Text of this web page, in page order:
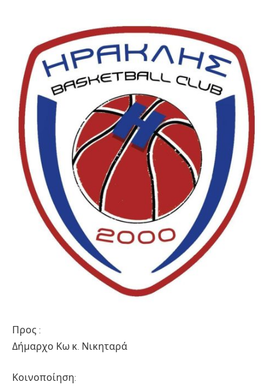
Προς :
Δήμαρχο Κω κ. Νικηταρά
Κοινοποίηση: